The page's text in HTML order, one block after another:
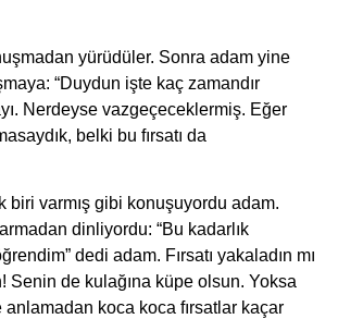
yürüdüler. Sonra adam yine
“Duydun işte kaç zamandır
Nerdeyse vazgeçeceklermiş. Eğer
belki bu fırsatı da
biri varmış gibi konuşuyordu adam.
dinliyordu: “Bu kadarlık
dedi adam. Fırsatı yakaladın mı
Senin de kulağına küpe olsun. Yoksa
koca koca fırsatlar kaçar